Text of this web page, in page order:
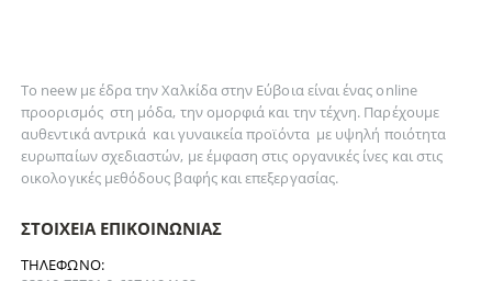
Το neew με έδρα την Xαλκίδα στην Εύβοια είναι ένας online
προορισμός στη μόδα, τηνομορφιά και τηντέχνη. Παρέχουμε
αυθεντικάαντρικά καιγυναικείαπροϊόντα με υψηλή ποιότητα
ευρωπαίων σχεδιαστών, με έμφαση στις οργανικές ίνες και στις
οικολογικές μεθόδους βαφής και επεξεργασίας.
ΣΤΟΙΧΕΊΑ ΕΠΙΚΟΙΝΩΝΊΑΣ
ΤΗΛΈΦΩΝΟ: